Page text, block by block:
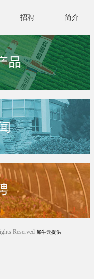
招聘 简介
Reserved 犀牛云提供